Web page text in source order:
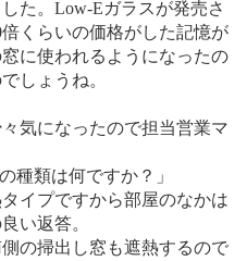
た。 Low-Eガラスが発売さ
倍くらいの価格がした記憶が
に使われるようになったの
しょうね。
気になったので担当営業マ
種類は何ですか？」
イプですから部屋のなかは
い返答。
の掃出し窓も遮熱するので